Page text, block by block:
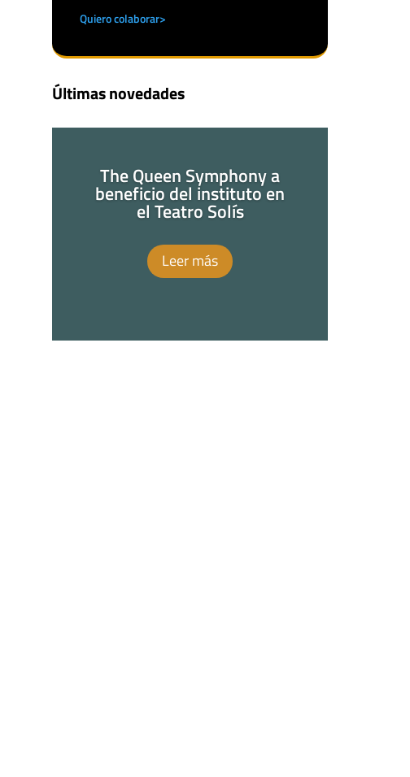
Quiero colaborar>
Últimas novedades
The Queen Symphony a
beneficio del instituto en
el Teatro Solís
Leer más